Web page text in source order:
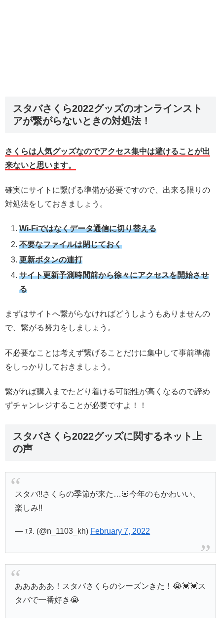
スタバさくら2022グッズのオンラインスト
アが繋がらないときの対処法！
さくらは人気グッズなのでアクセス集中は避けることが出
来ないと思います。
確実にサイトに繋げる準備が必要ですので、出来る限りの
対処法をしておきましょう。
Wi-Fiではなくデータ通信に切り替える
不要なファイルは閉じておく
更新ボタンの連打
サイト更新予測時間前から徐々にアクセスを開始させ
る
まずはサイトへ繋がらなければどうしようもありませんの
で、繋がる努力をしましょう。
不必要なことは考えず繋げることだけに集中して事前準備
をしっかりしておきましょう。
繋がれば購入までたどり着ける可能性が高くなるので諦め
ずチャンレジすることが必要ですよ！！
スタバさくら2022グッズに関するネット上
の声
スタバ!!さくらの季節が来た…🌸今年のもかわいい、
楽しみ!!
— ｴﾇ. (@n_1103_kh) February 7, 2022
あああああ！スタバさくらのシーズンきた！😭💓💓ス
タバで一番好き😭